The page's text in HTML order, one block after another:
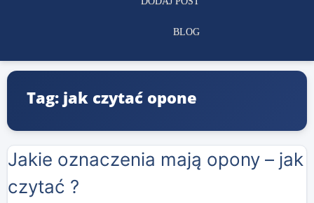
BLOG
Tag: jak czytać opone
Jakie oznaczenia mają opony – jak
czytać ?